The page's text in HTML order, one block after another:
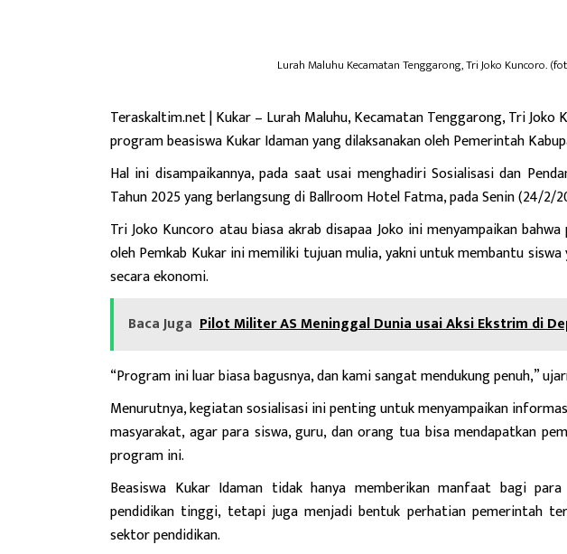
Lurah Maluhu Kecamatan Tenggarong, Tri Joko Kuncoro.
Teraskaltim.net | Kukar – Lurah Maluhu, Kecamatan Tenggarong, Tri
program beasiswa Kukar Idaman yang dilaksanakan oleh Pemerintah
Hal ini disampaikannya, pada saat usai menghadiri Sosialisasi dan
Tahun 2025 yang berlangsung di Ballroom Hotel Fatma, pada Senin (24/2/
Tri Joko Kuncoro atau biasa akrab disapaa Joko ini menyampaikan
oleh Pemkab Kukar ini memiliki tujuan mulia, yakni untuk membantu
secara ekonomi.
Baca Juga Pilot Militer AS Meninggal Dunia usai Aksi Ekstrim di
“Program ini luar biasa bagusnya, dan kami sangat mendukung penuh,”
Menurutnya, kegiatan sosialisasi ini penting untuk menyampaikan
masyarakat, agar para siswa, guru, dan orang tua bisa mendapatkan
program ini.
Beasiswa Kukar Idaman tidak hanya memberikan manfaat bagi
pendidikan tinggi, tetapi juga menjadi bentuk perhatian pemerintah
sektor pendidikan.